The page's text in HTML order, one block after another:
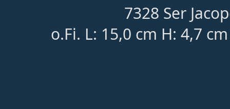
7328 Ser
o.Fi. L: 15,0 cm H: 4,7